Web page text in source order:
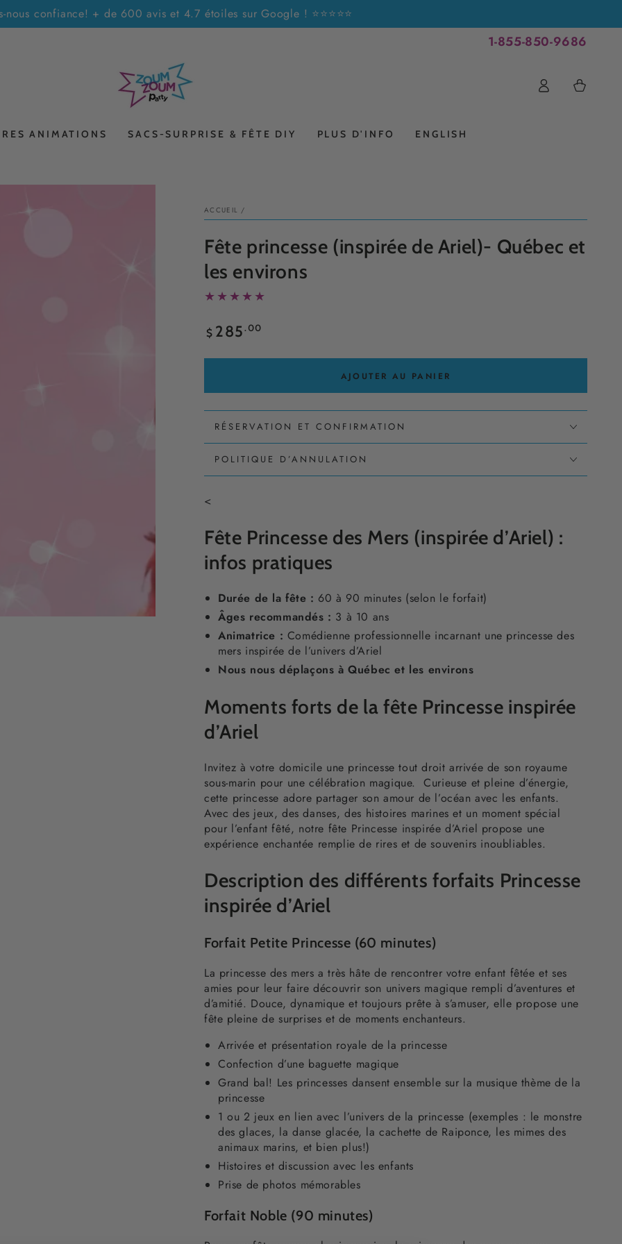
nous confiance! + de 600 avis et 4.7 étoiles sur Google ! ⭐⭐⭐⭐⭐
1-855-850-9686
ANIMATIONS SACS-SURPRISE & FÊTE DIY PLUS D'INFO ENGLISH
Connexion Panier
ACCUEIL /
Fête princesse (inspirée de Ariel)- Québec et
les environs
Prix
normal
$ 285 .00
AJOUTER AU PANIER
RÉSERVATION ET CONFIRMATION
POLITIQUE D’ANNULATION
<
Fête Princesse des Mers (inspirée d’Ariel) :
infos pratiques
Durée de la fête : 60 à 90 minutes (selon le forfait)
Âges recommandés : 3 à 10 ans
Animatrice : Comédienne professionnelle incarnant une princesse des
mers inspirée de l’univers d’Ariel
Nous nous déplaçons à Québec et les environs
Moments forts de la fête Princesse inspirée
d’Ariel
Invitez à votre domicile une princesse tout droit arrivée de son royaume
sous-marin pour une célébration magique. Curieuse et pleine d’énergie,
cette princesse adore partager son amour de l’océan avec les enfants.
Avec des jeux, des danses, des histoires marines et un moment spécial
pour l’enfant fêté, notre fête Princesse inspirée d’Ariel propose une
expérience enchantée remplie de rires et de souvenirs inoubliables.
Description des différents forfaits Princesse
inspirée d’Ariel
Forfait Petite Princesse (60 minutes)
La princesse des mers a très hâte de rencontrer votre enfant fêtée et ses
amies pour leur faire découvrir son univers magique rempli d’aventures et
d’amitié. Douce, dynamique et toujours prête à s’amuser, elle propose une
fête pleine de surprises et de moments enchanteurs.
Arrivée et présentation royale de la princesse
Confection d’une baguette magique
Grand bal! Les princesses dansent ensemble sur la musique thème de la
princesse
1 ou 2 jeux en lien avec l’univers de la princesse (exemples : le monstre
des glaces, la danse glacée, la cachette de Raiponce, les mimes des
animaux marins, et bien plus!)
Histoires et discussion avec les enfants
Prise de photos mémorables
Forfait Noble (90 minutes)